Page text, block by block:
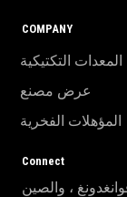
COMPANY
المعدات التكتيكية
عرض مصنع
المؤهلات الفخرية
Connect
، والصين